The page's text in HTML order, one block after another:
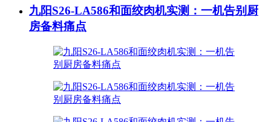
九阳S26-LA586和面绞肉机实测：一机告别厨
房备料痛点